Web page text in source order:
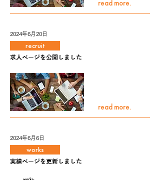
read more.
2024年6月20日
recruit
求人ページを公開しました
read more.
2024年6月6日
works
実績ページを更新しました